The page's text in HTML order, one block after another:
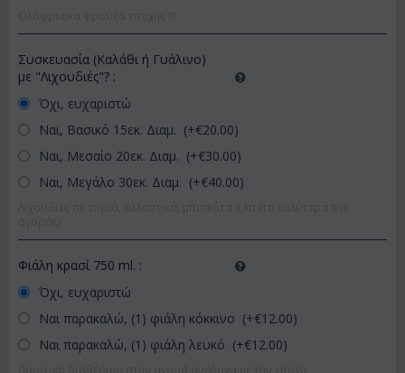
Συσκευασία (Καλάθι ή Γυάλινο)
με "Λιχουδιές"? :
Όχι, ευχαριστώ
Ναι, Βασικό 15εκ. Διαμ. (+€20.00)
Ναι, Μεσαίο 20εκ. Διαμ. (+€30.00)
Ναι, Μεγάλο 30εκ. Διαμ. (+€40.00)
Φιάλη κρασί 750 ml. :
Όχι, ευχαριστώ
Ναι παρακαλώ, (1) φιάλη κόκκινο (+€12.00)
Ναι παρακαλώ, (1) φιάλη λευκό (+€12.00)